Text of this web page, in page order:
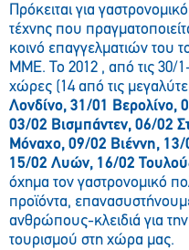
Πρόκειται για
τέχνης που
κοινό επαγγελματιών
ΜΜΕ. Το 2012 , από τις 30/
χώρες (14 από τις
Λονδίνο, 31/01 Βερολίνο,
03/02 Βισμπάντεν, 06/02
Μόναχο, 09/02 Βιέννη,
15/02 Λυών, 16/02
όχημα τον γαστρονομικό
προϊόντα,
ανθρώπους-κλειδιά για
τουρισμού στη χώρα μας.